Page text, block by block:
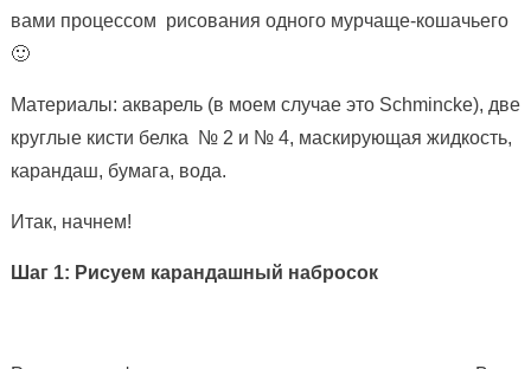
вами процессом рисования одного мурчаще-кошачьего
🙂
Материалы: акварель (в моем случае это Schmincke), две
круглые кисти белка № 2 и № 4, маскирующая жидкость,
карандаш, бумага, вода.
Итак, начнем!
Шаг 1: Рисуем карандашный набросок